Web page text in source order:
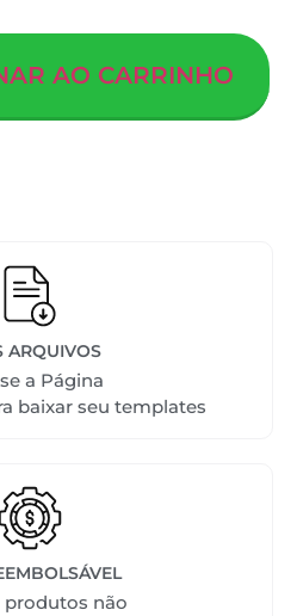
AO CARRINHO
ARQUIVOS
a Página
baixar seu templates
produtos não